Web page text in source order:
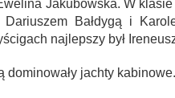
Jakubowska. W
Bałdygą i
najlepszy był
jachty kabinowe.